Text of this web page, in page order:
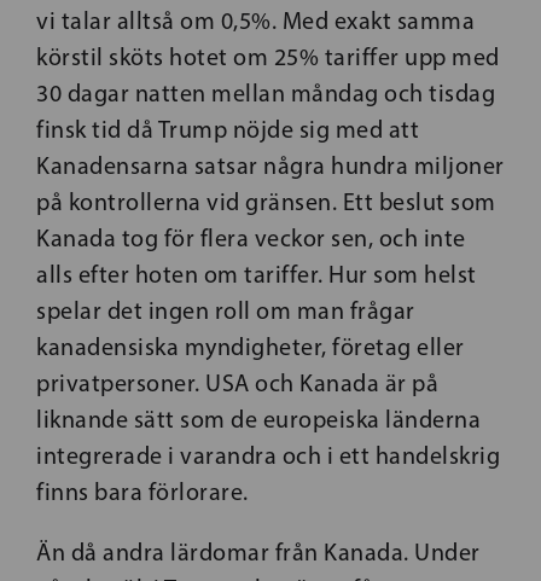
vi talar alltså om 0,5%. Med exakt samma
körstil sköts hotet om 25% tariffer upp med
30 dagar natten mellan måndag och tisdag
finsk tid då Trump nöjde sig med att
Kanadensarna satsar några hundra miljoner
på kontrollerna vid gränsen. Ett beslut som
Kanada tog för flera veckor sen, och inte
alls efter hoten om tariffer. Hur som helst
spelar det ingen roll om man frågar
kanadensiska myndigheter, företag eller
privatpersoner. USA och Kanada är på
liknande sätt som de europeiska länderna
integrerade i varandra och i ett handelskrig
finns bara förlorare.
Än då andra lärdomar från Kanada. Under